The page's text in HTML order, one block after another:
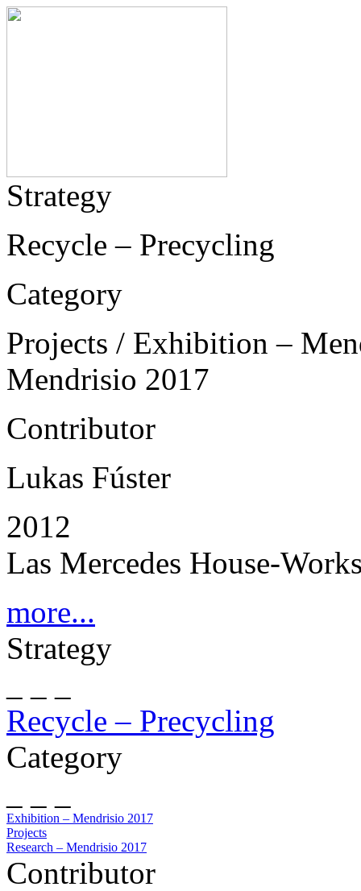
Strategy
Recycle – Precycling
Category
Projects / Exhibition –
Mendrisio 2017
Contributor
Lukas Fúster
2012
Las Mercedes House-
more...
Strategy
Recycle – Precycling
Category
Exhibition – Mendrisio 2017
Projects
Research – Mendrisio 2017
Contributor